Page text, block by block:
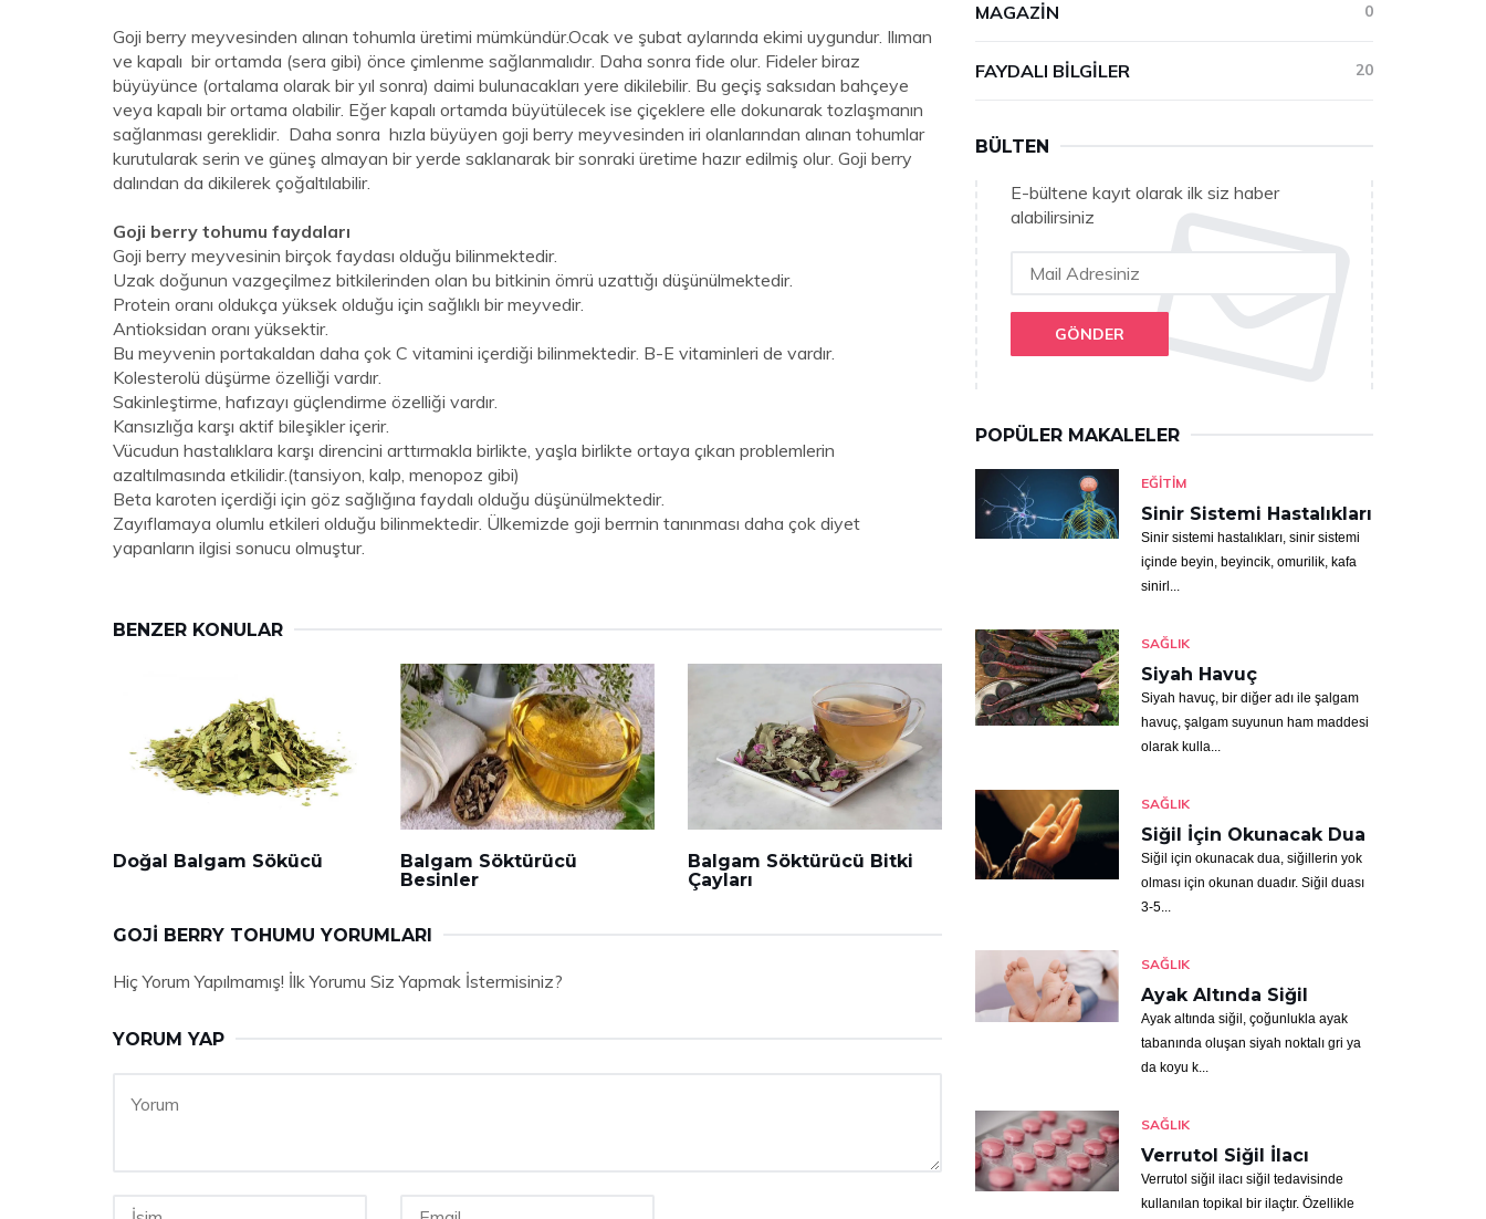
Goji berry meyvesinden alınan tohumla üretimi mümkündür.Ocak ve şubat aylarında ekimi uygundur. Ilıman
ve kapalı bir ortamda (sera gibi) önce çimlenme sağlanmalıdır. Daha sonra fide olur. Fideler biraz
büyüyünce (ortalama olarak bir yıl sonra) daimi bulunacakları yere dikilebilir. Bu geçiş saksıdan bahçeye
veya kapalı bir ortama olabilir. Eğer kapalı ortamda büyütülecek ise çiçeklere elle dokunarak tozlaşmanın
sağlanması gereklidir. Daha sonra hızla büyüyen goji berry meyvesinden iri olanlarından alınan tohumlar
kurutularak serin ve güneş almayan bir yerde saklanarak bir sonraki üretime hazır edilmiş olur. Goji berry
dalından da dikilerek çoğaltılabilir.
Goji berry tohumu faydaları
Goji berry meyvesinin birçok faydası olduğu bilinmektedir.
Uzak doğunun vazgeçilmez bitkilerinden olan bu bitkinin ömrü uzattığı düşünülmektedir.
Protein oranı oldukça yüksek olduğu için sağlıklı bir meyvedir.
Antioksidan oranı yüksektir.
Bu meyvenin portakaldan daha çok C vitamini içerdiği bilinmektedir. B-E vitaminleri de vardır.
Kolesterolü düşürme özelliği vardır.
Sakinleştirme, hafızayı güçlendirme özelliği vardır.
Kansızlığa karşı aktif bileşikler içerir.
Vücudun hastalıklara karşı direncini arttırmakla birlikte, yaşla birlikte ortaya çıkan problemlerin
azaltılmasında etkilidir.(tansiyon, kalp, menopoz gibi)
Beta karoten içerdiği için göz sağlığına faydalı olduğu düşünülmektedir.
Zayıflamaya olumlu etkileri olduğu bilinmektedir. Ülkemizde goji berrnin tanınması daha çok diyet
yapanların ilgisi sonucu olmuştur.
BENZER KONULAR
Doğal Balgam Sökücü
Balgam Söktürücü
Besinler
Balgam Söktürücü Bitki
Çayları
GOJI BERRY TOHUMU YORUMLARI
Hiç Yorum Yapılmamış! İlk Yorumu Siz Yapmak İstermisiniz?
YORUM YAP
MAGAZIN 0
FAYDALI BILGILER 20
BÜLTEN
E-bültene kayıt olarak ilk siz haber
alabilirsiniz
GÖNDER
POPÜLER MAKALELER
EĞITIM
Sinir Sistemi Hastalıkları
Sinir sistemi hastalıkları, sinir sistemi
içinde beyin, beyincik, omurilik, kafa
sinirl...
SAĞLIK
Siyah Havuç
Siyah havuç, bir diğer adı ile şalgam
havuç, şalgam suyunun ham maddesi
olarak kulla...
SAĞLIK
Siğil İçin Okunacak Dua
Siğil için okunacak dua, siğillerin yok
olması için okunan duadır. Siğil duası
3-5...
SAĞLIK
Ayak Altında Siğil
Ayak altında siğil, çoğunlukla ayak
tabanında oluşan siyah noktalı gri ya
da koyu k...
SAĞLIK
Verrutol Siğil İlacı
Verrutol siğil ilacı siğil tedavisinde
kullanılan topikal bir ilaçtır. Özellikle